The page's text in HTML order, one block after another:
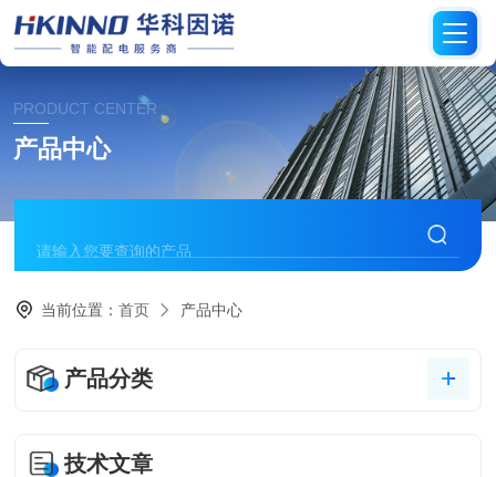
PRODUCT CENTER
产品中心
当前位置：首页 产品中心
产品分类
技术文章